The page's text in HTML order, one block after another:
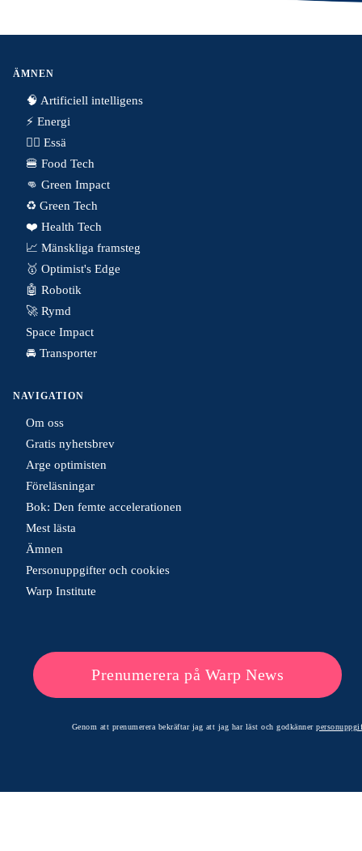
ÄMNEN
🧠 Artificiell intelligens
⚡️ Energi
✍🏼 Essä
🍔 Food Tech
👊 Green Impact
♻️ Green Tech
❤️ Health Tech
📈 Mänskliga framsteg
🥇 Optimist's Edge
🤖 Robotik
🚀 Rymd
Space Impact
🚘 Transporter
NAVIGATION
Om oss
Gratis nyhetsbrev
Arge optimisten
Föreläsningar
Bok: Den femte accelerationen
Mest lästa
Ämnen
Personuppgifter och cookies
Warp Institute
Prenumerera på Warp News
Genom att prenumerera bekräftar jag att jag har läst och godkänner